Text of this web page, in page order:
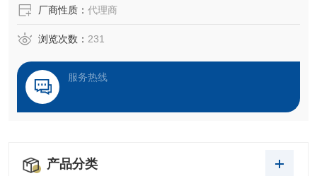
厂商性质： 代理商
浏览次数： 231
服务热线
产品分类